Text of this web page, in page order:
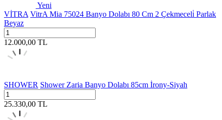
Yeni
VİTRA VitrA Mia 75024 Banyo Dolabı 80 Cm 2 Çekmeceli̇ Parlak
Beyaz
12.000,00 TL
SHOWER Shower Zaria Banyo Dolabı 85cm İrony-Siyah
25.330,00 TL